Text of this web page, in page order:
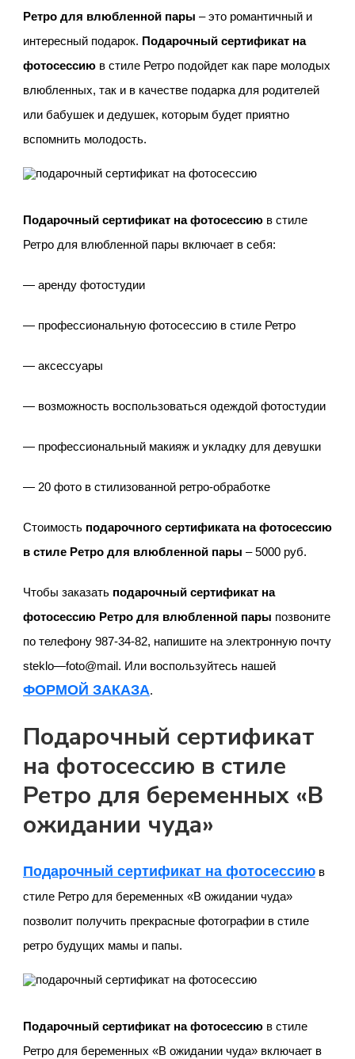
Ретро для влюбленной пары – это романтичный и
интересный подарок. Подарочный сертификат на
фотосессию в стиле Ретро подойдет как паре молодых
влюбленных, так и в качестве подарка для родителей
или бабушек и дедушек, которым будет приятно
вспомнить молодость.
Подарочный сертификат на фотосессию в стиле
Ретро для влюбленной пары включает в себя:
— аренду фотостудии
— профессиональную фотосессию в стиле Ретро
— аксессуары
— возможность воспользоваться одеждой фотостудии
— профессиональный макияж и укладку для девушки
— 20 фото в стилизованной ретро-обработке
Стоимость подарочного сертификата на фотосессию
в стиле Ретро для влюбленной пары – 5000 руб.
Чтобы заказать подарочный сертификат на
фотосессию Ретро для влюбленной пары позвоните
по телефону 987-34-82, напишите на электронную почту
steklo—foto@mail. Или воспользуйтесь нашей
ФОРМОЙ ЗАКАЗА.
Подарочный сертификат
на фотосессию в стиле
Ретро для беременных «В
ожидании чуда»
Подарочный сертификат на фотосессию в
стиле Ретро для беременных «В ожидании чуда»
позволит получить прекрасные фотографии в стиле
ретро будущих мамы и папы.
Подарочный сертификат на фотосессию в стиле
Ретро для беременных «В ожидании чуда» включает в